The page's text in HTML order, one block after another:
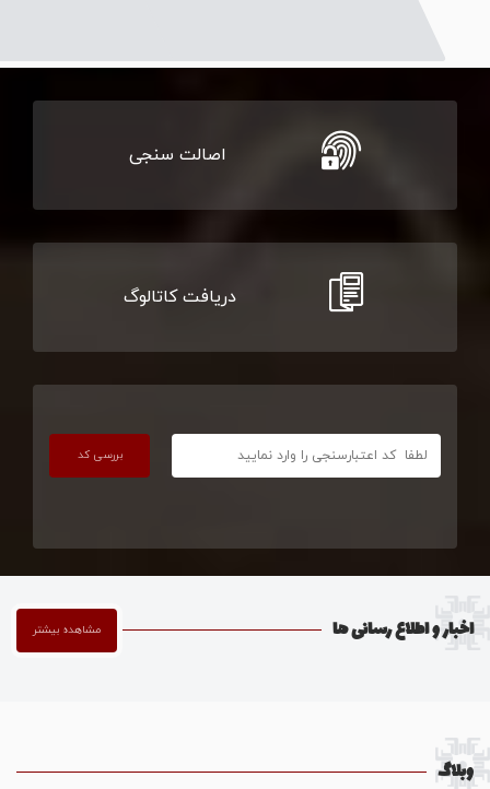
اصالت سنجی
بررسی کد
دریافت کاتالوگ
اخبار و اطلاع رسانی ها مشاهده بیشتر
وبلاگ